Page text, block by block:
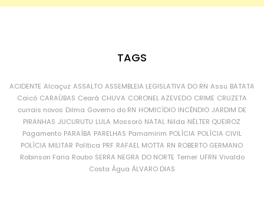
TAGS
ACIDENTE Alcaçuz ASSALTO ASSEMBLEIA LEGISLATIVA DO RN Assu BATATA
Caicó CARAÚBAS Ceará CHUVA CORONEL AZEVEDO CRIME CRUZETA
currais novos Dilma Governo do RN HOMICÍDIO INCÊNDIO JARDIM DE
PIRANHAS JUCURUTU LULA Mossoró NATAL Nilda NÉLTER QUEIROZ
Pagamento PARAÍBA PARELHAS Parnamirim POLÍCIA POLÍCIA CIVIL
POLÍCIA MILITAR Política PRF RAFAEL MOTTA RN ROBERTO GERMANO
Robinson Faria Roubo SERRA NEGRA DO NORTE Temer UFRN Vivaldo
Costa Água ÁLVARO DIAS